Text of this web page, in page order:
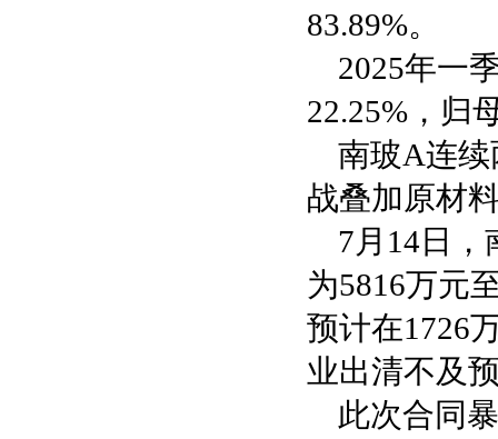
83.89%。
2025年一
22.25%，归
南玻A连
战叠加原材
7月14日，
为5816万元
预计在1726
业出清不及
此次合同